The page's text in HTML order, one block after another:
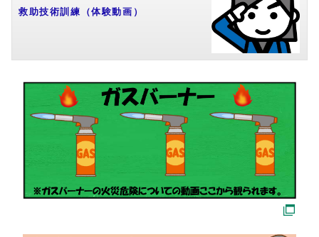
救助技術訓練（体験動画）